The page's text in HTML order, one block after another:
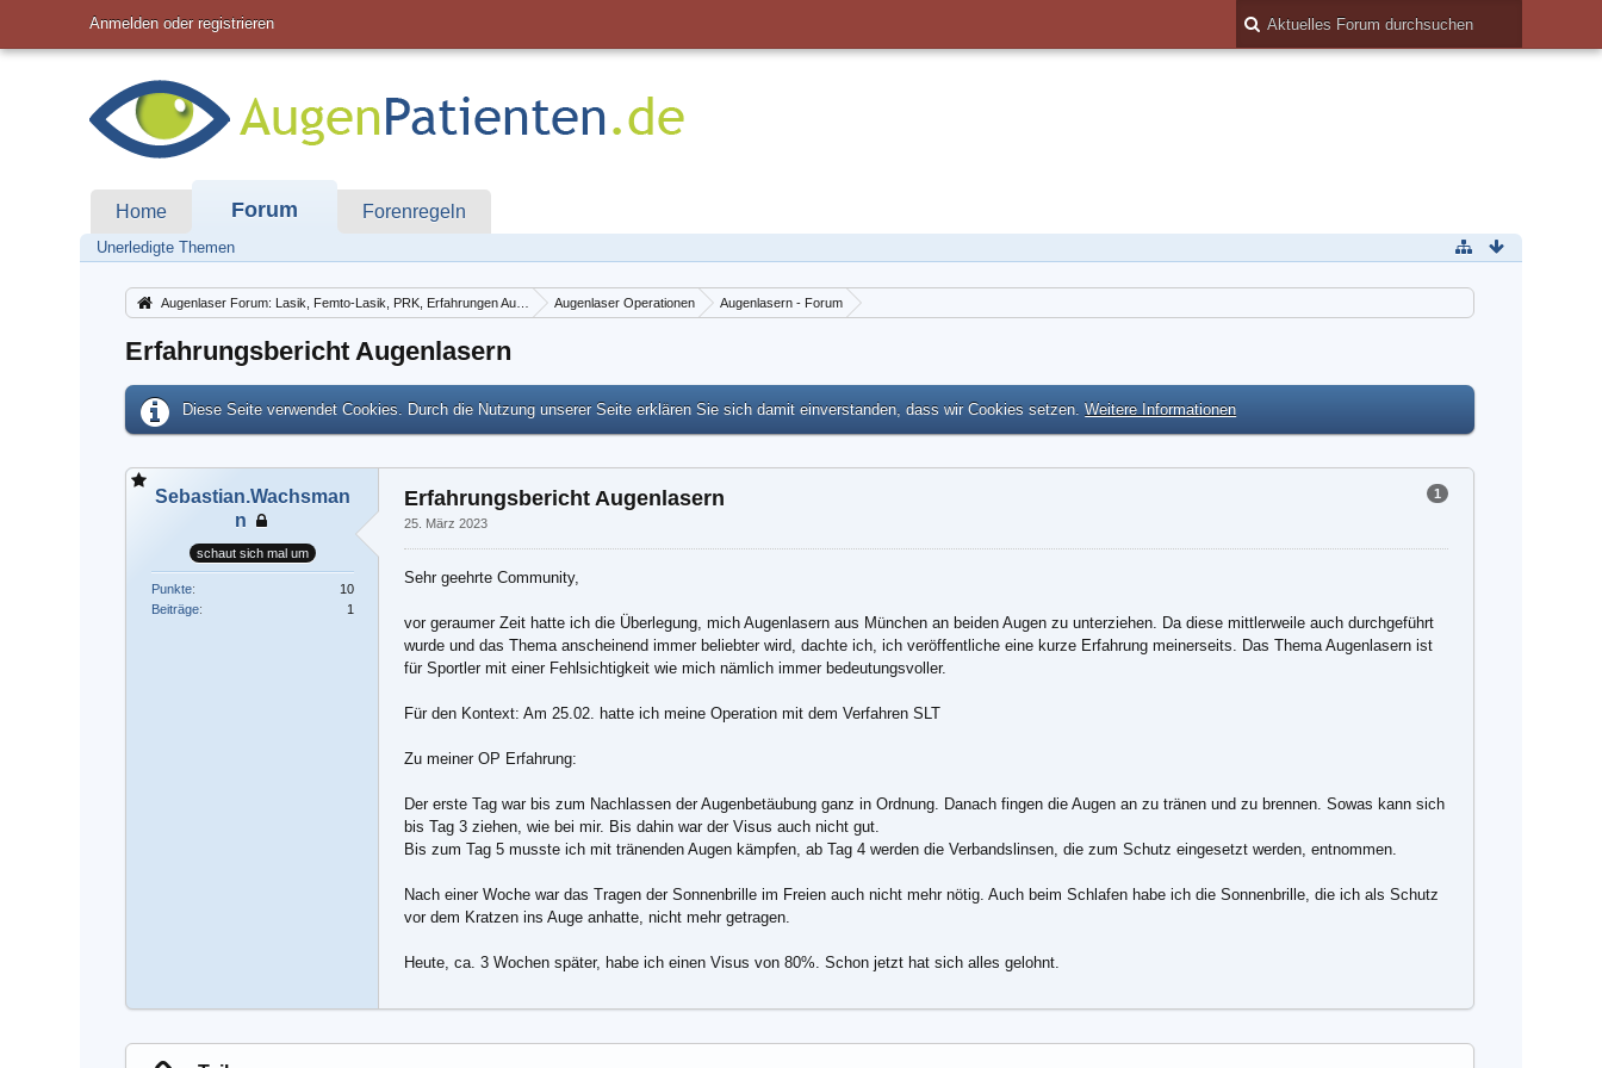
Anmelden oder registrieren
Home Forum Forenregeln
Unerledigte Themen
Augenlaser Forum: Lasik, Femto-Lasik, PRK, Erfahrungen Augenlasern Lasek Augenlaser Operationen Augenlasern - Forum
Erfahrungsbericht Augenlasern
Diese Seite verwendet Cookies. Durch die Nutzung unserer Seite erklären Sie sich damit einverstanden, dass wir Cookies setzen.Weitere Informationen
Sebastian.Wachsman
n
schaut sich mal um
Punkte
10
Beiträge
1
1
Erfahrungsbericht Augenlasern
25. März 2023
Sehr geehrte Community,
vor geraumer Zeit hatte ich die Überlegung, mich Augenlasern aus München an beiden Augen zu unterziehen. Da diese mittlerweile auch durchgeführt
wurde und das Thema anscheinend immer beliebter wird, dachte ich, ich veröffentliche eine kurze Erfahrung meinerseits. Das Thema Augenlasern ist
für Sportler mit einer Fehlsichtigkeit wie mich nämlich immer bedeutungsvoller.
Für den Kontext: Am 25.02. hatte ich meine Operation mit dem Verfahren SLT
Zu meiner OP Erfahrung:
Der erste Tag war bis zum Nachlassen der Augenbetäubung ganz in Ordnung. Danach fingen die Augen an zu tränen und zu brennen. Sowas kann sich
bis Tag 3 ziehen, wie bei mir. Bis dahin war der Visus auch nicht gut.
Bis zum Tag 5 musste ich mit tränenden Augen kämpfen, ab Tag 4 werden die Verbandslinsen, die zum Schutz eingesetzt werden, entnommen.
Nach einer Woche war das Tragen der Sonnenbrille im Freien auch nicht mehr nötig. Auch beim Schlafen habe ich die Sonnenbrille, die ich als Schutz
vor dem Kratzen ins Auge anhatte, nicht mehr getragen.
Heute, ca. 3 Wochen später, habe ich einen Visus von 80%. Schon jetzt hat sich alles gelohnt.